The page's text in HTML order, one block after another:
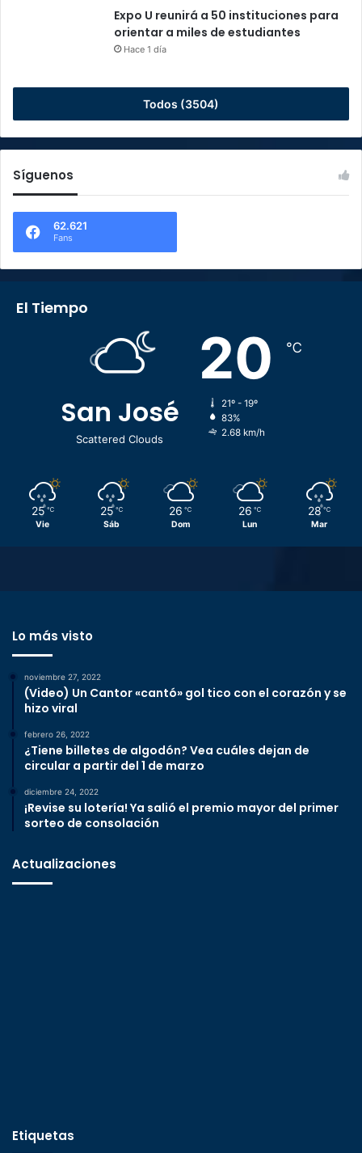
Expo U reunirá a 50 instituciones para
orientar a miles de estudiantes
Hace 1 día
Todos (3504)
Síguenos
62.621
Fans
El Tiempo
San José
Scattered Clouds
20 ℃
21º - 19º
83%
2.68 km/h
25 ℃
Vie
25 ℃
Sáb
26 ℃
Dom
26 ℃
Lun
28 ℃
Mar
Lo más visto
noviembre 27, 2022
(Video) Un Cantor «cantó» gol tico con el corazón y se
hizo viral
febrero 26, 2022
¿Tiene billetes de algodón? Vea cuáles dejan de
circular a partir del 1 de marzo
diciembre 24, 2022
¡Revise su lotería! Ya salió el premio mayor del primer
sorteo de consolación
Actualizaciones
Etiquetas